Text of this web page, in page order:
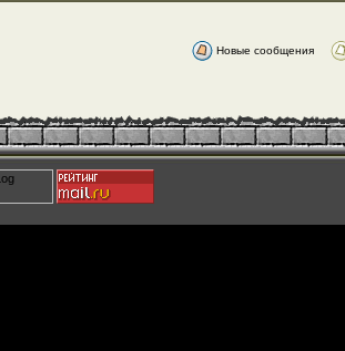
Новые сообщения